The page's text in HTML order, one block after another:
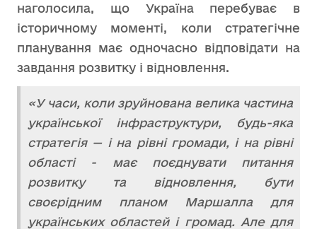
наголосила, що Україна перебуває в
історичному моменті, коли стратегічне
планування має одночасно відповідати на
завдання розвитку і відновлення.
«У часи, коли зруйнована велика частина
української інфраструктури, будь-яка
стратегія — і на рівні громади, і на рівні
області - має поєднувати питання
розвитку та відновлення, бути
своєрідним планом Маршалла для
українських областей і громад. Але для